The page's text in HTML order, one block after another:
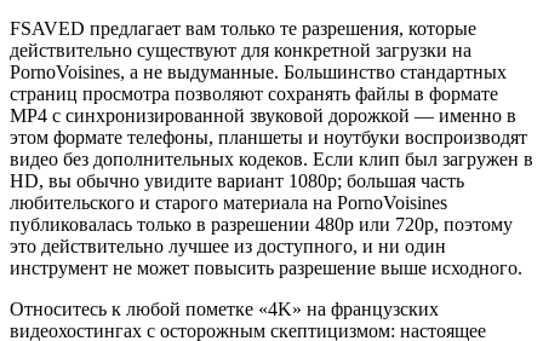
FSAVED предлагает вам только те разрешения, которые
действительно существуют для конкретной загрузки на
PornoVoisines, а не выдуманные. Большинство стандартных
страниц просмотра позволяют сохранять файлы в формате
MP4 с синхронизированной звуковой дорожкой — именно в
этом формате телефоны, планшеты и ноутбуки воспроизводят
видео без дополнительных кодеков. Если клип был загружен в
HD, вы обычно увидите вариант 1080p; большая часть
любительского и старого материала на PornoVoisines
публиковалась только в разрешении 480p или 720p, поэтому
это действительно лучшее из доступного, и ни один
инструмент не может повысить разрешение выше исходного.
Относитесь к любой пометке «4K» на французских
видеохостингах с осторожным скептицизмом: настоящее